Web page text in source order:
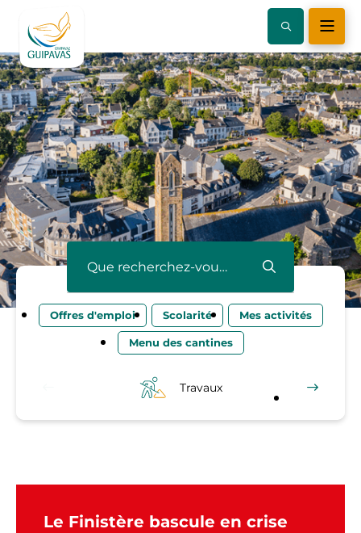
Que recherchez-vous ?
Offres d'emploi Scolarité Mes activités
Menu des cantines
Travaux
Le Finistère bascule en crise